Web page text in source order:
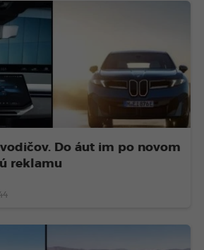
Do áut im po novom
reklamu